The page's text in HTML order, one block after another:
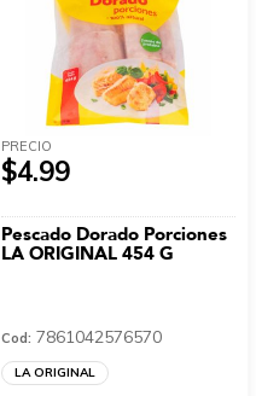
PRECIO
$4.99
Pescado Dorado Porciones
LA ORIGINAL 454 G
Cod: 7861042576570
LA ORIGINAL